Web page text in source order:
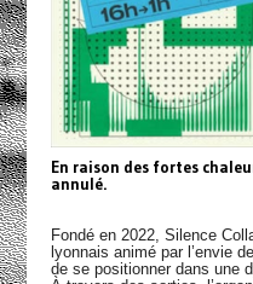
En raison des fortes
annulé.
Fondé en 2022, Silence
lyonnais animé par l’envie
de se positionner dans une